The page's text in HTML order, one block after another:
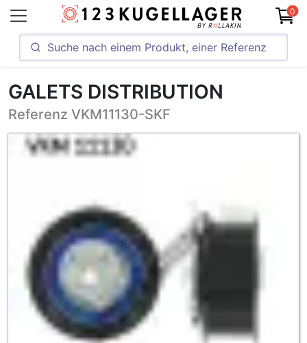
0
GALETS DISTRIBUTION
Referenz VKM11130-SKF